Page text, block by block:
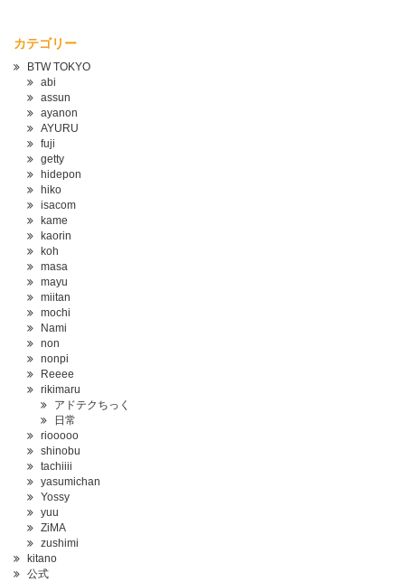
カテゴリー
BTW TOKYO
abi
assun
ayanon
AYURU
fuji
getty
hidepon
hiko
isacom
kame
kaorin
koh
masa
mayu
miitan
mochi
Nami
non
nonpi
Reeee
rikimaru
アドテクちっく
日常
riooooo
shinobu
tachiiii
yasumichan
Yossy
yuu
ZiMA
zushimi
kitano
公式